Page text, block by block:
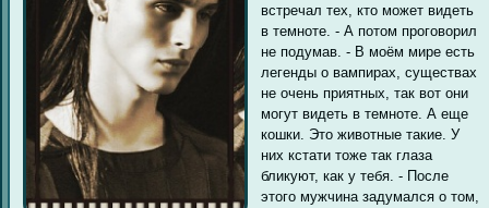
встречал тех, кто может видеть
в темноте. - А потом проговорил
не подумав. - В моём мире есть
легенды о вампирах, существах
не очень приятных, так вот они
могут видеть в темноте. А еще
кошки. Это животные такие. У
них кстати тоже так глаза
бликуют, как у тебя. - После
этого мужчина задумался о том,